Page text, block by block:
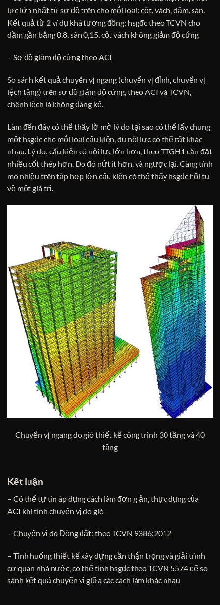
lực lớn nhất từ sơ đồ trên cho mỗi loại: cột, vách, dầm, sàn.
Kết quả từ 2 ví dụ khá tương đồng: hsgđc theo TCVN cho
dầm gần bằng 0,8, sàn 0,15, cột vách không giảm độ cứng
– Sơ đồ giảm độ cứng theo ACI
So sánh kết quả chuyển vị ngang (chuyển vị đỉnh, chuyển vị
lệch tầng) trên sơ đồ giảm độ cứng, theo ACI và TCVN,
chênh lệch là không đáng kể.
Làm đến đây có thể thấy lờ mờ lý do tại sao có thể lấy chung
một hsgđc cho mỗi loại cấu kiện, dù nội lực có thể rất khác
nhau. Lý do: cấu kiện có nội lực lớn hơn, theo TTGH1 cần đặt
nhiều cốt thép hơn. Do đó nứt ít hơn, và ngược lại. Càng tính
mò nhiều trên tập hợp lớn cấu kiện có thể thấy hsgđc hội tụ
về một giá trị.
Chuyển vị ngang do gió thiết kế công trình 30 tầng và 40
tầng
Kết luận
– Có thể tự tin áp dụng cách làm đơn giản, thực dụng của
ACI khi tính chuyển vị do gió
– Chuyển vị do Động đất: theo TCVN 9386:2012
– Tình huống thiết kế xây dựng cần thận trọng và giải trình
cơ quan nhà nước, có thể tính hsgđc theo TCVN 5574 để so
sánh kết quả chuyển vị giữa các cách làm khác nhau